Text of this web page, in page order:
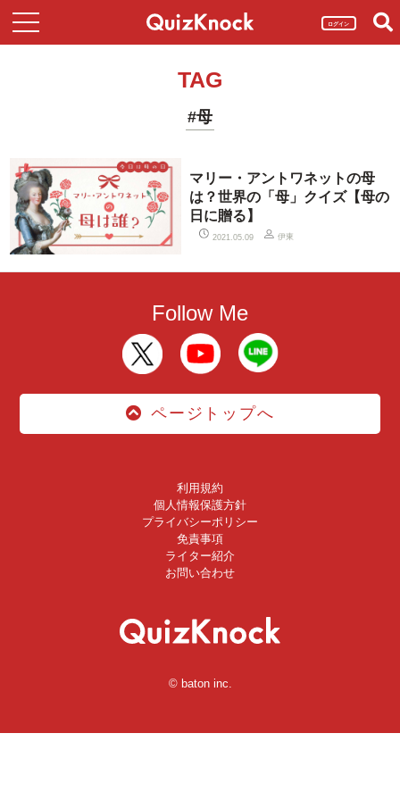
ログイン
TAG
#母
マリー・アントワネットの母
は？世界の「母」クイズ【母の
日に贈る】
2021.05.09 伊東
Follow Me
ページトップへ
利用規約
個人情報保護方針
プライバシーポリシー
免責事項
ライター紹介
お問い合わせ
© baton inc.